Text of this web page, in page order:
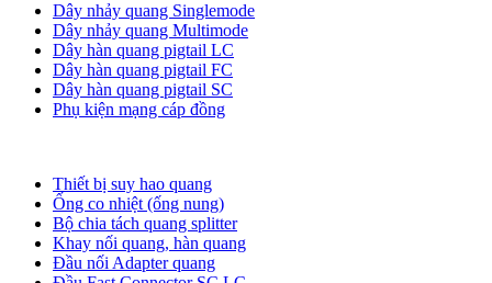
Dây nhảy quang Singlemode
Dây nhảy quang Multimode
Dây hàn quang pigtail LC
Dây hàn quang pigtail FC
Dây hàn quang pigtail SC
Phụ kiện mạng cáp đồng
Thiết bị suy hao quang
Ống co nhiệt (ống nung)
Bộ chia tách quang splitter
Khay nối quang, hàn quang
Đầu nối Adapter quang